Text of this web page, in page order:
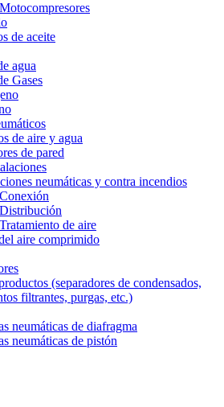
Motocompresores
de aceite
agua
Gases
de aire y agua
de pared
neumáticas y contra incendios
Conexión
Distribución
Tratamiento de aire
aire comprimido
(separadores de condensados,
filtrantes, purgas, etc.)
neumáticas de diafragma
neumáticas de pistón